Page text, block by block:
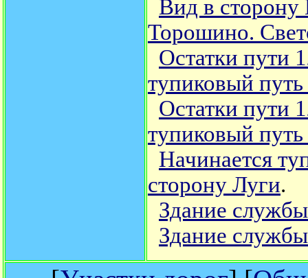
Вид в сторону
Торошино.
Остатки пути
тупиковый
Остатки пути
тупиковый
Начинается
сторону Луги.
Здание
Здание